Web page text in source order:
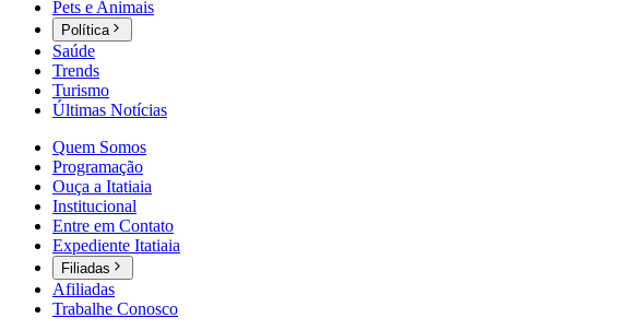
Pets e Animais
Política
Saúde
Trends
Turismo
Últimas Notícias
Quem Somos
Programação
Ouça a Itatiaia
Institucional
Entre em Contato
Expediente Itatiaia
Filiadas
Afiliadas
Trabalhe Conosco